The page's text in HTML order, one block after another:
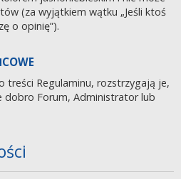
(za wyjątkiem wątku „Jeśli ktoś
o opinię”).
treści Regulaminu, rozstrzygają je,
dobro Forum, Administrator lub